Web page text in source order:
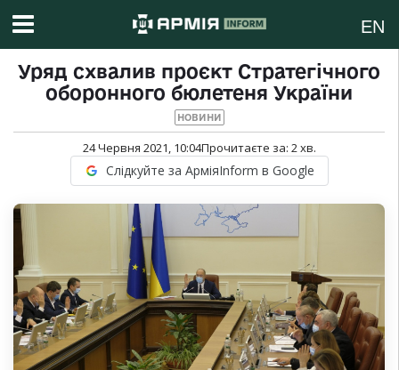
EN
Уряд схвалив проєкт Стратегічного
оборонного бюлетеня України
НОВИНИ
24 Червня 2021, 10:04Прочитаєте за: 2хв.
Слідкуйте за АрміяInform в Google